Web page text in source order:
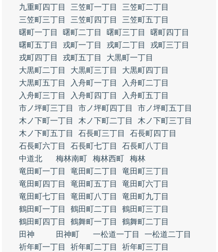
九重町四丁目
三笠町一丁目
三笠町二丁目
三笠町三丁目
三笠町四丁目
三笠町五丁目
曙町一丁目
曙町二丁目 曙町三丁目
曙町四丁目
曙町五丁目
戎町一丁目 戎町二丁目
戎町三丁目
戎町四丁目
戎町五丁目
大黒町一丁目
大黒町二丁目
大黒町三丁目
大黒町四丁目
大黒町五丁目
入舟町一丁目
入舟町二丁目
入舟町三丁目
入舟町四丁目
入舟町五丁目
市ノ坪町三丁目
市ノ坪町四丁目
市ノ坪町五丁目
木ノ下町一丁目
木ノ下町二丁目
木ノ下町三丁目
木ノ下町五丁目
石長町三丁目
石長町四丁目
石長町六丁目
石長町七丁目
石長町八丁目
中道北
梅林南町 梅林西町
梅林
竜田町一丁目
竜田町二丁目
竜田町三丁目
竜田町四丁目
竜田町五丁目
竜田町六丁目
竜田町七丁目
竜田町八丁目
竜田町九丁目
鶴田町一丁目
鶴田町二丁目
鶴田町三丁目
鶴田町四丁目
鶴舞町一丁目
鶴舞町二丁目
田神
田神町 一松道一丁目
一松道二丁目
祈年町一丁目
祈年町二丁目 祈年町三丁目